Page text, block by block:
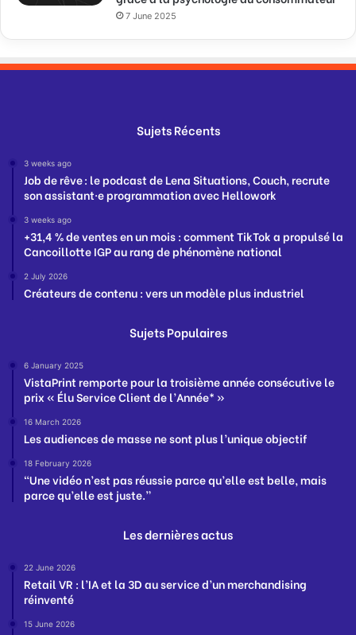
7 June 2025
Sujets Récents
3 weeks ago
Job de rêve : le podcast de Lena Situations, Couch, recrute
son assistant·e programmation avec Hellowork
3 weeks ago
+31,4 % de ventes en un mois : comment TikTok a propulsé la
Cancoillotte IGP au rang de phénomène national
2 July 2026
Créateurs de contenu : vers un modèle plus industriel
Sujets Populaires
6 January 2025
VistaPrint remporte pour la troisième année consécutive le
prix « Élu Service Client de l’Année* »
16 March 2026
Les audiences de masse ne sont plus l’unique objectif
18 February 2026
“Une vidéo n’est pas réussie parce qu’elle est belle, mais
parce qu’elle est juste.”
Les dernières actus
22 June 2026
Retail VR : l’IA et la 3D au service d’un merchandising
réinventé
15 June 2026